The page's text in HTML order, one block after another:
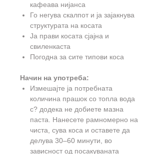
кафеава нијанса
Го негува скалпот и ја зајакнува
структурата на косата
Ја прави косата сјајна и
свиленкаста
Погодна за сите типови коса
Начин на употреба:
Измешајте ја потребната
количина прашок со топла вода
с? додека не добиете мазна
паста. Нанесете рамномерно на
чиста, сува коса и оставете да
делува 30–60 минути, во
зависност од посакуваната